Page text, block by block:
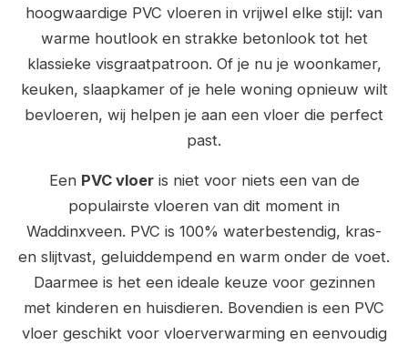
hoogwaardige PVC vloeren in vrijwel elke stijl: van
warme houtlook en strakke betonlook tot het
klassieke visgraatpatroon. Of je nu je woonkamer,
keuken, slaapkamer of je hele woning opnieuw wilt
bevloeren, wij helpen je aan een vloer die perfect
past.
Een PVC vloeris niet voor niets een van de
populairste vloeren van dit moment in
Waddinxveen. PVC is 100% waterbestendig, kras-
en slijtvast, geluiddempend en warm onder de voet.
Daarmee is het een ideale keuze voor gezinnen
met kinderen en huisdieren. Bovendien is een PVC
vloer geschikt voor vloerverwarming en eenvoudig